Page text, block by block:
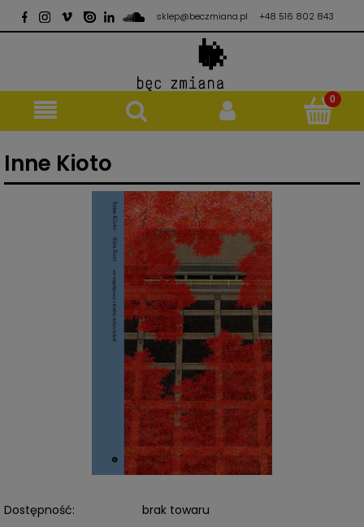
sklep@beczmiana.pl +48 516 802 843
Inne Kioto
Dostępność: brak towaru